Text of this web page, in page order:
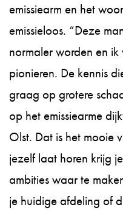
emissiearm en het
emissieloos. “Deze
normaler worden en
pionieren. De kennis
graag op grotere
op het emissiearme
Olst. Dat is het mooie
jezelf laat horen krijg
ambities waar te
je huidige afdeling of